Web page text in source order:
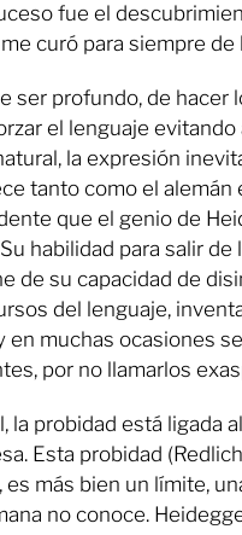
fue el
curó para siempre de
ser profundo, de hacer
el lenguaje
la expresión
tanto como el alemán
que el genio de
habilidad para salir de
de su capacidad de
del lenguaje,
en muchas ocasiones
por no llamarlos
la probidad está ligada
Esta probidad
es más bien un límite,
no conoce.